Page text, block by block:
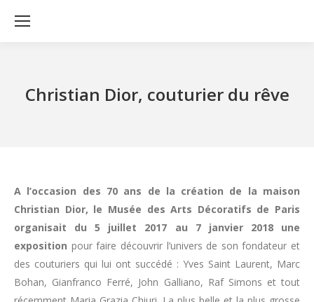
Christian Dior, couturier du rêve
A l’occasion des 70 ans de la création de la maison
Christian Dior, le Musée des Arts Décoratifs de Paris
organisait du 5 juillet 2017 au 7 janvier 2018 une
exposition pour faire découvrir l’univers de son fondateur et
des couturiers qui lui ont succédé : Yves Saint Laurent, Marc
Bohan, Gianfranco Ferré, John Galliano, Raf Simons et tout